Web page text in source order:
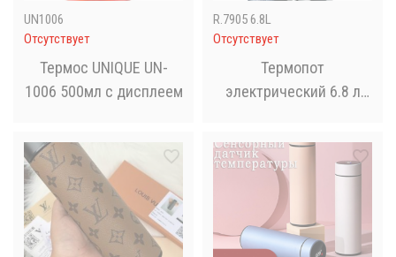
UN1006
Отсутствует
Термос UNIQUE UN-
1006 500мл с дисплеем
R.7905 6.8L
Отсутствует
Термопот
электрический 6.8 л
Качественный
кухонный бытовой
термопот с
теплоизоляцией